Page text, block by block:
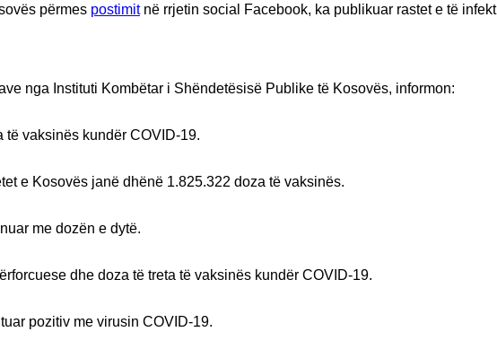
përmes postimitnë rrjetin social Facebook, ka publikuar rastet e të
nga Instituti Kombëtar i Shëndetësisë Publike të Kosovës, informon:
të vaksinës kundër COVID-19.
e Kosovës janë dhënë 1.825.322 doza të vaksinës.
me dozën e dytë.
dhe doza të treta të vaksinës kundër COVID-19.
pozitiv me virusin COVID-19.